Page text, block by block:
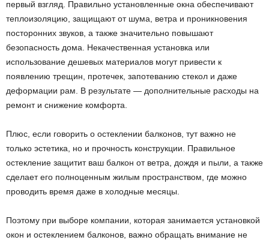
первый взгляд. Правильно установленные окна обеспечивают
теплоизоляцию, защищают от шума, ветра и проникновения
посторонних звуков, а также значительно повышают
безопасность дома. Некачественная установка или
использование дешевых материалов могут привести к
появлению трещин, протечек, запотеванию стекол и даже
деформации рам. В результате — дополнительные расходы на
ремонт и снижение комфорта.
Плюс, если говорить о остеклении балконов, тут важно не
только эстетика, но и прочность конструкции. Правильное
остекление защитит ваш балкон от ветра, дождя и пыли, а также
сделает его полноценным жилым пространством, где можно
проводить время даже в холодные месяцы.
Поэтому при выборе компании, которая занимается установкой
окон и остеклением балконов, важно обращать внимание не